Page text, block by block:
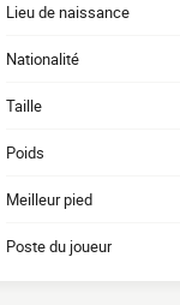
Lieu de naissance
Nationalité
Taille
Poids
Meilleur pied
Poste du joueur